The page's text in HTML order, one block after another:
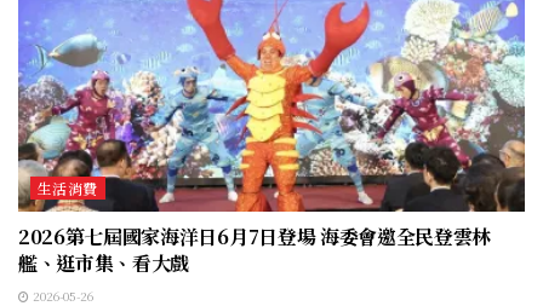
生活消費
2026第七屆國家海洋日6月7日登場 海委會邀全民登雲林
艦、逛市集、看大戲
2026-05-26